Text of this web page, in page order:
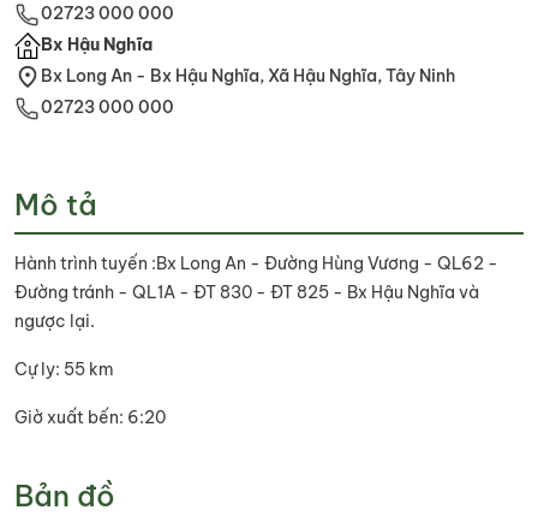
02723 000 000
Bx Hậu Nghĩa
Bx Long An - Bx Hậu Nghĩa, Xã Hậu Nghĩa, Tây Ninh
02723 000 000
Mô tả
Hành trình tuyến :Bx Long An - Đường Hùng Vương - QL62 -
Đường tránh - QL1A - ĐT 830 - ĐT 825 - Bx Hậu Nghĩa và
ngược lại.
Cự ly: 55 km
Giờ xuất bến: 6:20
Bản đồ